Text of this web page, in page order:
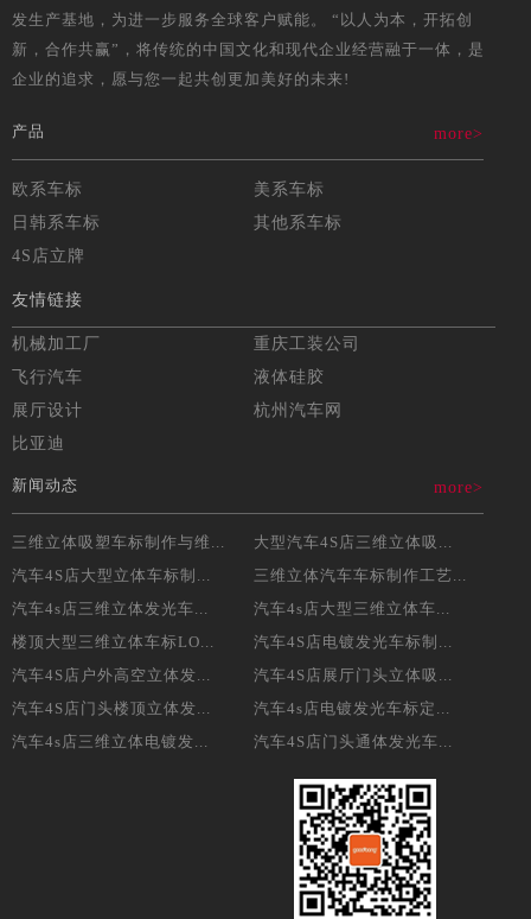
发生产基地，为进一步服务全球客户赋能。 “以人为本，开拓创
新，合作共赢”，将传统的中国文化和现代企业经营融于一体，是
企业的追求，愿与您一起共创更加美好的未来!
产品 more>
欧系车标
美系车标
日韩系车标
其他系车标
4S店立牌
友情链接
机械加工厂
重庆工装公司
飞行汽车
液体硅胶
展厅设计
杭州汽车网
比亚迪
新闻动态 more>
三维立体吸塑车标制作与维...
大型汽车4S店三维立体吸...
汽车4S店大型立体车标制...
三维立体汽车车标制作工艺...
汽车4s店三维立体发光车...
汽车4s店大型三维立体车...
楼顶大型三维立体车标LO...
汽车4S店电镀发光车标制...
汽车4S店户外高空立体发...
汽车4S店展厅门头立体吸...
汽车4S店门头楼顶立体发...
汽车4s店电镀发光车标定...
汽车4s店三维立体电镀发...
汽车4S店门头通体发光车...